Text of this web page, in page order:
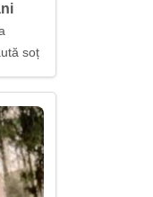
soț